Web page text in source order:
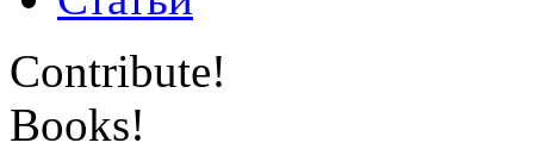
Contribute!
Books!